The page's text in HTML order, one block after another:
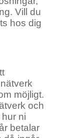
Vill du
hos dig
möjligt.
och
ni
betalar